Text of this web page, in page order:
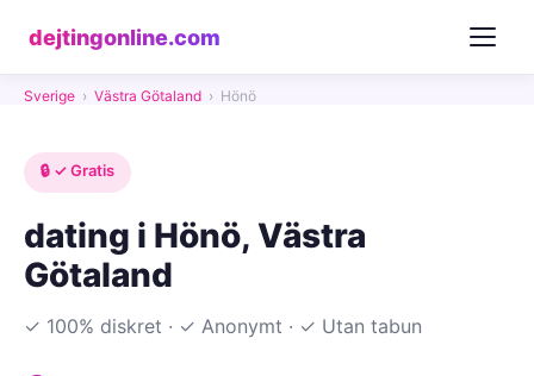
dejtingonline.com
Sverige › Västra Götaland › Hönö
🔒 ✓ Gratis
dating i Hönö, Västra
Götaland
✓ 100% diskret · ✓ Anonymt · ✓ Utan tabun